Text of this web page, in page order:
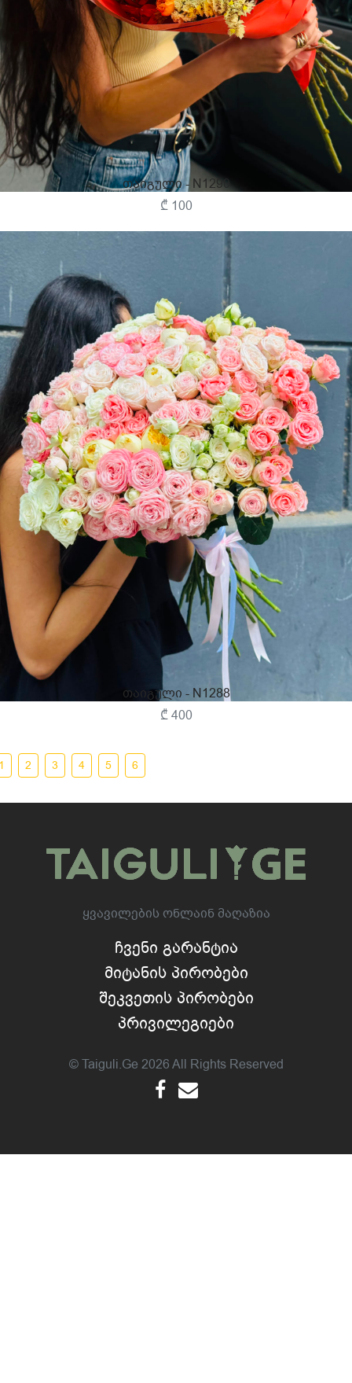
Თაიგული - N1290
₾ 100
Თაიგული - N1288
₾ 400
2 3 4 5 6
Ყვავილების Ონლაინ Მაღაზია
Ჩვენი Გარანტია
Მიტანის Პირობები
Შეკვეთის Პირობები
Პრივილეგიები
© Taiguli.ge 2026 All Rights Reserved